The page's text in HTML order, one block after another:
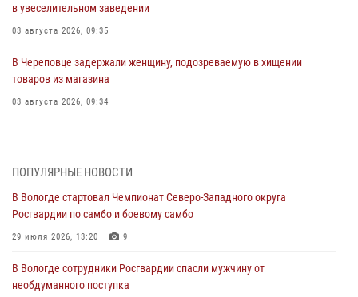
в увеселительном заведении
03 августа 2026, 09:35
В Череповце задержали женщину, подозреваемую в хищении
товаров из магазина
03 августа 2026, 09:34
самбо
ЗА МИНУВШУЮ НЕДЕЛЮ СОТРУДНИКАМИ ВНЕВЕДОМСТВЕННОЙ
ОХРАНЫ РОСГВАРДИИ В ВОЛОГОДСКОЙ ОБЛАСТИ ЗАДЕРЖАНО 23
02 августа 2026, 10:37
ПОПУЛЯРНЫЕ НОВОСТИ
В Вологде стартовал Чемпионат Северо-Западного округа
Росгвардии по самбо и боевому самбо
29 июля 2026, 13:20 9
В Вологде сотрудники Росгвардии спасли мужчину от
необдуманного поступка